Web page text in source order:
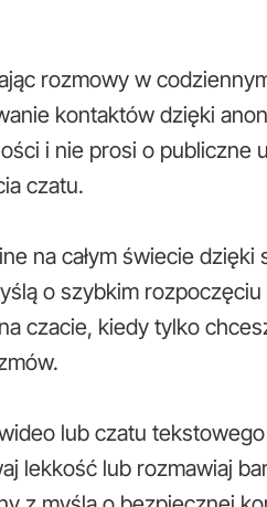
rozmowy w
kontaktów dzięki
i nie prosi o publiczne
czatu.
na całym świecie dzięki
o szybkim
czacie, kiedy tylko
lub czatu
lekkość lub rozmawiaj